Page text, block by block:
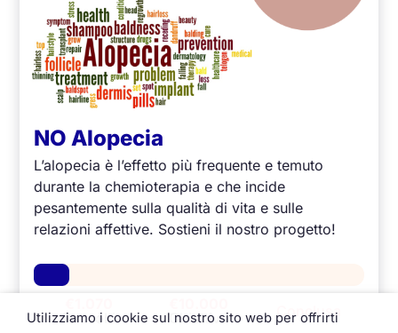
NO Alopecia
L’alopecia è l’effetto più frequente e temuto
durante la chemioterapia e che incide
pesantemente sulla qualità di vita e sulle
relazioni affettive. Sostieni il nostro progetto!
Raccolti
Obiettivo
Conclusa
Utilizziamo i cookie sul nostro sito web per offrirti